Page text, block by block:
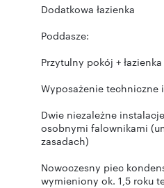
Dodatkowa łazienka
Poddasze:
Przytulny pokój + łazienka
Wyposażenie techniczne
Dwie niezależne
osobnymi falownikami
zasadach)
Nowoczesny piec
wymieniony ok. 1,5 roku